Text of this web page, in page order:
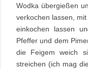
Wodka übergießen
verkochen lassen,
einkochen lassen
Pfeffer und dem
die Feigem weich
streichen (ich mag